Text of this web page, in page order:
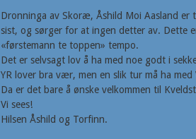
Dronninga av Skoræ, Åshild Moi Aasland
sist, og sørger for at ingen detter av. Dette
«førstemann te toppen» tempo.
Det er selvsagt lov å ha med noe godt i
YR lover bra vær, men en slik tur må ha med
Da er det bare å ønske velkommen til
Vi sees!
Hilsen Åshild og Torfinn.